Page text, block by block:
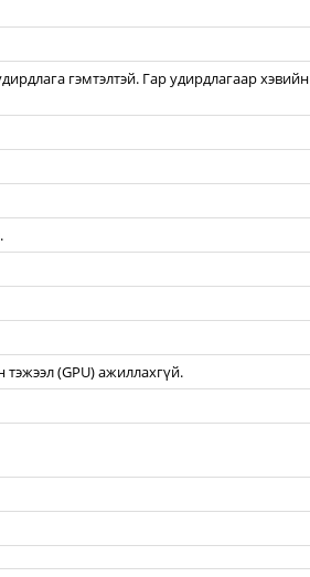
гэмтэлтэй. Гар удирдлагаар хэвийн
(GPU) ажиллахгүй.